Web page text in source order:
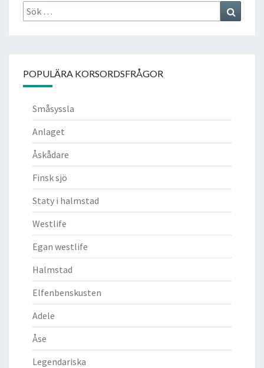
Sök
efter:
POPULÄRA KORSORDSFRÅGOR
Småsyssla
Anlaget
Åskådare
Finsk sjö
Staty i halmstad
Westlife
Egan westlife
Halmstad
Elfenbenskusten
Adele
Åse
Legendariska